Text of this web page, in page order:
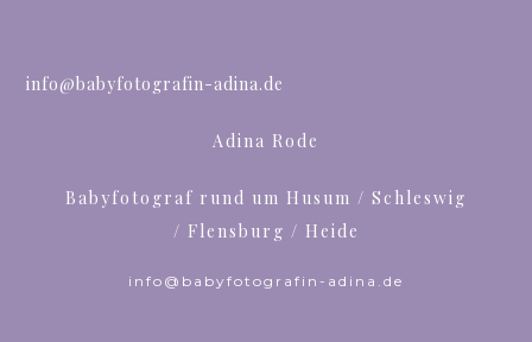
info@babyfotografin-adina.de
Adina Rode
Babyfotograf rund um Husum / Schleswig
/ Flensburg / Heide
info@babyfotografin-adina.de